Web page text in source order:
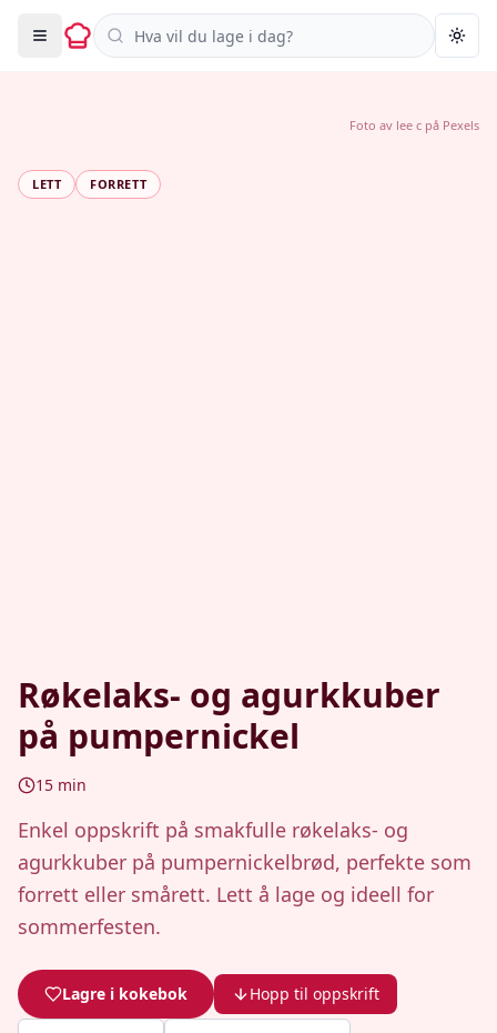
Søk i oppskrifter
LETT FORRETT
Røkelaks- og agurkkuber
på pumpernickel
15 min
Enkel oppskrift på smakfulle røkelaks- og
agurkkuber på pumpernickelbrød, perfekte som
forrett eller smårett. Lett å lage og ideell for
sommerfesten.
Lagre i kokebok Hopp til oppskrift
Foto av lee c på Pexels